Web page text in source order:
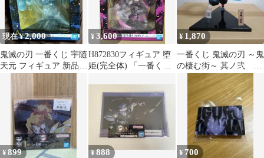
現在 ¥2,000
鬼滅の刃 一番くじ 宇随
天元 フィギュア 新品未
¥3,600
H872830フィギュア 堕
姫(完全体) 「一番くじ
¥ 1,870
一番くじ 鬼滅の刃 ～鬼
の棲む街～ 其ノ弐 A
賞 宇髄天元 フィギュア
¥899 ¥888 ¥ 700